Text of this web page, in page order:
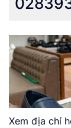
Xem địa chỉ